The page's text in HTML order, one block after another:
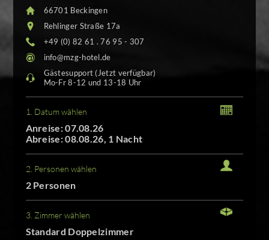
66701 Beckingen
Rehlinger Straße 17a
+49 (0) 82 61 . 76 95 - 307
info@mzg-hotel.de
Gästesupport (Jetzt verfügbar)
Mo-Fr 8-12 und 13-18 Uhr
1. Datum wählen
Anreise: 07.08.26
Abreise: 08.08.26, 1 Nacht
2. Personen wählen
2 Personen
3. Zimmer wählen
Standard Doppelzimmer